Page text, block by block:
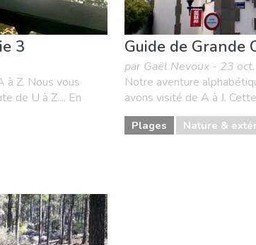
3
à Z. Nous vous
de U à Z.... En
Guide de Grande
par Gaël Nevoux - 23
Notre aventure
avons visité de A à J.
Plages Nature &